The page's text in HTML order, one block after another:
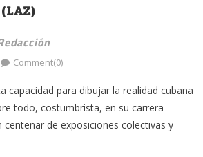
Comment(0)
capacidad para dibujar la realidad cubana
todo, costumbrista, en su carrera
de exposiciones colectivas y